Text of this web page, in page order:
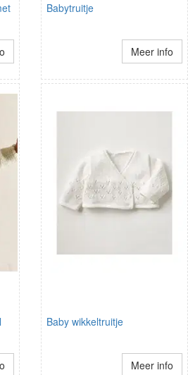
Babytruitje
Meer info
Baby wikkeltruitje
Meer info